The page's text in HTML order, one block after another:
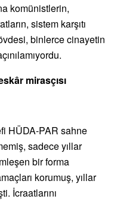
komünistlerin,
sistem karşıtı
binlerce cinayetin
r mirasçısı
HÜDA-PAR sahne
sadece yıllar
bir forma
korumuş, yıllar
İcraatlarını